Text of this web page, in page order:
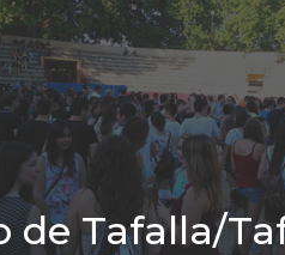
Tafalla/